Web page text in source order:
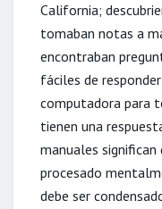
California;
tomaban notas a
encontraban
fáciles de
computadora para
tienen una
manuales
procesado
debe ser